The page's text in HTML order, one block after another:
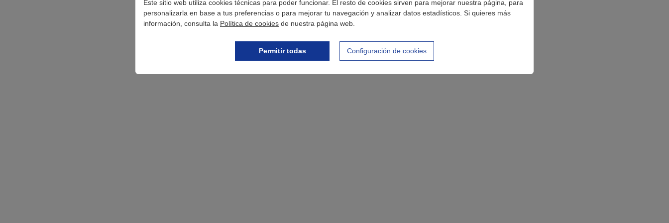
Este sitio web utiliza cookies técnicas para poder funcionar. El resto de cookies sirven para mejorar nuestra página, para
personalizarla en base a tus preferencias o para mejorar tu navegación y analizar datos estadísticos. Si quieres más
información, consulta la Política de cookies de nuestra página web.
Permitir todas Configuración de cookies